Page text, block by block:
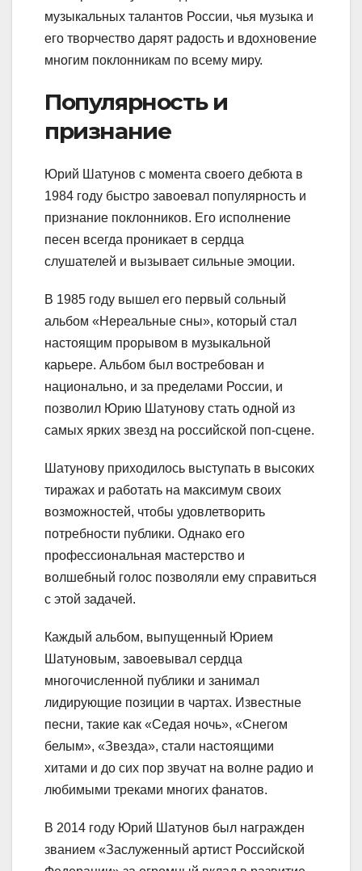
музыкальных талантов России, чья музыка и
его творчество дарят радость и вдохновение
многим поклонникам по всему миру.
Популярность и
признание
Юрий Шатунов с момента своего дебюта в
1984 году быстро завоевал популярность и
признание поклонников. Его исполнение
песен всегда проникает в сердца
слушателей и вызывает сильные эмоции.
В 1985 году вышел его первый сольный
альбом «Нереальные сны», который стал
настоящим прорывом в музыкальной
карьере. Альбом был востребован и
национально, и за пределами России, и
позволил Юрию Шатунову стать одной из
самых ярких звезд на российской поп-сцене.
Шатунову приходилось выступать в высоких
тиражах и работать на максимум своих
возможностей, чтобы удовлетворить
потребности публики. Однако его
профессиональная мастерство и
волшебный голос позволяли ему справиться
с этой задачей.
Каждый альбом, выпущенный Юрием
Шатуновым, завоевывал сердца
многочисленной публики и занимал
лидирующие позиции в чартах. Известные
песни, такие как «Седая ночь», «Снегом
белым», «Звезда», стали настоящими
хитами и до сих пор звучат на волне радио и
любимыми треками многих фанатов.
В 2014 году Юрий Шатунов был награжден
званием «Заслуженный артист Российской